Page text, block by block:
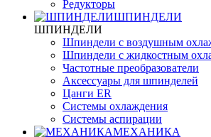
Редукторы
ШПИНДЕЛИ
ШПИНДЕЛИ
Шпиндели с воздушным
Шпиндели с жидкостным
Частотные преобразователи
Аксессуары для шпинделей
Цанги ER
Системы охлаждения
Системы аспирации
МЕХАНИКА